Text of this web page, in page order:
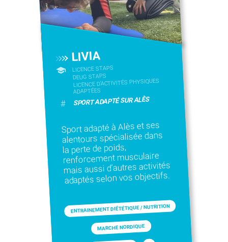
LIVIA
LICENCE STAPS
DEUG STAPS
LICENCE D’ACTIVITÉS PHYSIQUES
ADAPTÉES
# SPORT ADAPTÉ SUR ALÈS
Sport adapté à Alès et ses
alentours spécialisée dans
la perte de poids,
renforcement musculaire
mais aussi d’autres activités
adaptés selon vos objectifs.
ENTRAINEMENT DIÉTÉTIQUE / NUTRITION
MARCHE NORDIQUE